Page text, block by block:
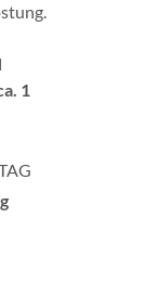
1